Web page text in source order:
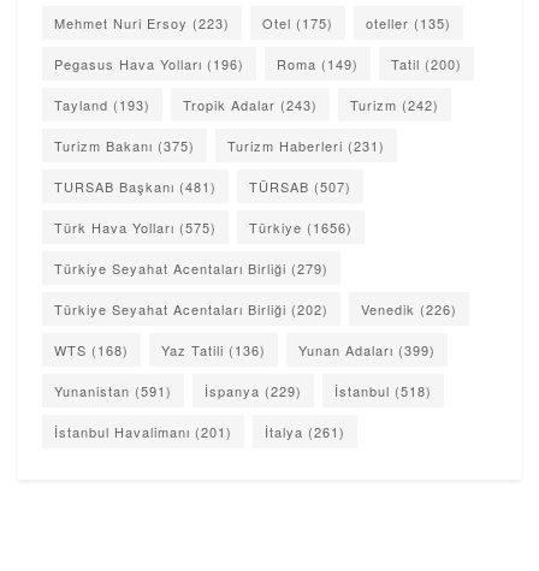
Mehmet Nuri Ersoy (223) Otel (175) oteller (135)
Pegasus Hava Yolları (196) Roma (149) Tatil (200)
Tayland (193) Tropik Adalar (243) Turizm (242)
Turizm Bakanı (375) Turizm Haberleri (231)
TURSAB Başkanı (481) TÜRSAB (507)
Türk Hava Yolları (575) Türkiye (1656)
Türkiye Seyahat Acentaları Birliği (279)
Türkiye Seyahat Acentaları Birliği (202) Venedik (226)
WTS (168) Yaz Tatili (136) Yunan Adaları (399)
Yunanistan (591) İspanya (229) İstanbul (518)
İstanbul Havalimanı (201) İtalya (261)